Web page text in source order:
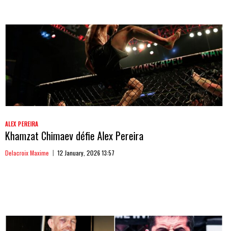
ALEX PEREIRA
Khamzat Chimaev défie Alex Pereira
Delacroix Maxime 12 January, 2026 13:57